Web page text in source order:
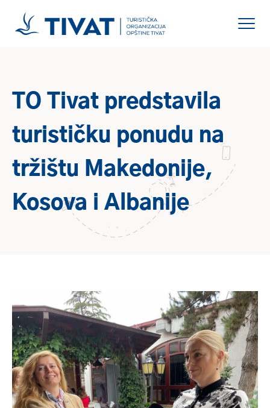
TO Tivat predstavila
turističku ponudu na
tržištu Makedonije,
Kosova i Albanije